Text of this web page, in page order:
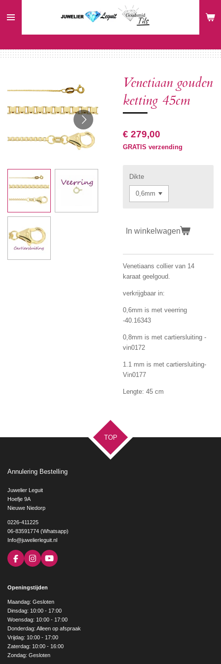
direct
hoofdinhoud
Venetiaan gouden
ketting 45cm
€ 279,00
GRATIS verzending
Dikte
In winkelwagen
Venetiaans collier van 14
karaat geelgoud.
verkrijgbaar in:
0,6mm is met veerring
-40.16343
0,8mm is met cartiersluiting -
vin0172
1.1 mm is met cartiersluiting-
Vin0177
Lengte: 45 cm
TOP
Annulering Bestelling
Juwelier Leguit
Hoefje 9A
Nieuwe Niedorp
0226-411225
06-83591774 (Whatsapp)
Info@juwelierleguit.nl
F
a
b
o
k
I
n
a
g
r
a
m
Y
o
e
Openingstijden
Maandag: Gesloten
Dinsdag: 10:00 - 17:00
Woensdag: 10:00 - 17:00
Donderdag: Alleen op afspraak
Vrijdag: 10:00 - 17:00
Zaterdag: 10:00 - 16:00
Zondag: Gesloten